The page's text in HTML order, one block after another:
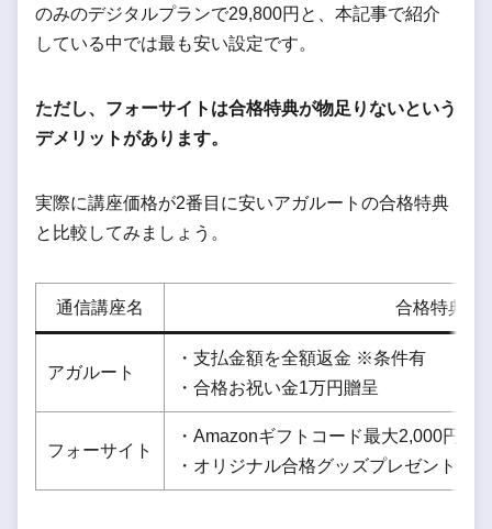
のみのデジタルプランで29,800円と、本記事で紹介
している中では最も安い設定です。
ただし、フォーサイトは合格特典が物足りないという
デメリットがあります。
実際に講座価格が2番目に安いアガルートの合格特典
と比較してみましょう。
通信講座名 合格特典
アガルート
・支払金額を全額返金 ※条件有
・合格お祝い金1万円贈呈
フォーサイト
・Amazonギフトコード最大2,000円プ
・オリジナル合格グッズプレゼント※